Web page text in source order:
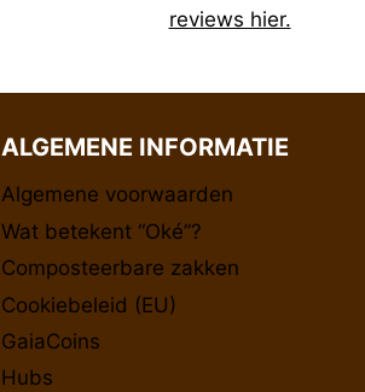
reviews hier.
ALGEMENE INFORMATIE
Algemene voorwaarden
Wat betekent “Oké”?
Composteerbare zakken
Cookiebeleid (EU)
GaiaCoins
Hubs